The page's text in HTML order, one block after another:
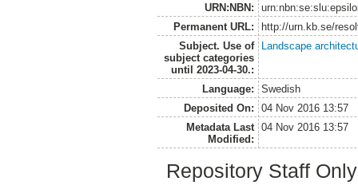
URN:NBN:
Permanent URL:
http://urn.kb.se/
Subject. Use of
subject categories
until 2023-04-30.:
Landscape
Language:
Swedish
Deposited On:
04 Nov 2016 13:57
Metadata Last
Modified:
04 Nov 2016 13:57
Repository Staff